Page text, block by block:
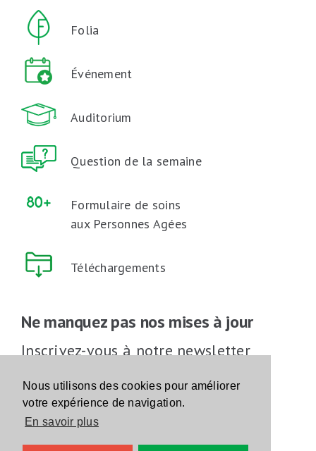
Nous utilisons des cookies pour améliorer
votre expérience de navigation.
En savoir plus
Folia
Événement
Auditorium
Question de la semaine
Formulaire de soins
aux Personnes Agées
Téléchargements
Ne manquez pas nos mises à jour
Inscrivez-vous à notre newsletter
Inscrivez-vous
Suivez-nous sur les réseaux sociaux